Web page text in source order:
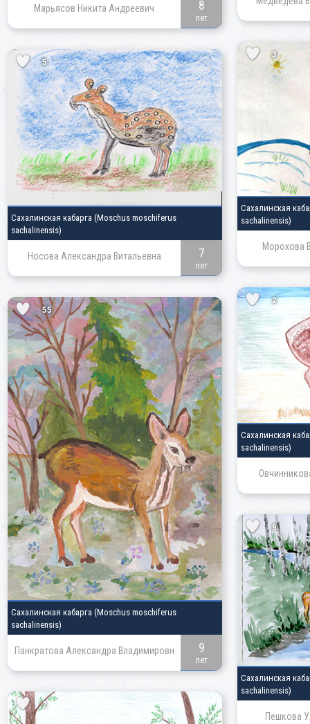
Марьясов Никита Андреевич 8
лет
3
Сахалинская
sachalinensis)
Морохова
5
Сахалинская кабарга (Moschus moschiferus
sachalinensis)
Носова Александра Витальевна 7
лет
2
Сахалинская
sachalinensis)
55
Сахалинская кабарга (Moschus moschiferus
sachalinensis)
Панкратова Александра Владимировн 9
лет
9
Сахалинская
sachalinensis)
Пешкова
2